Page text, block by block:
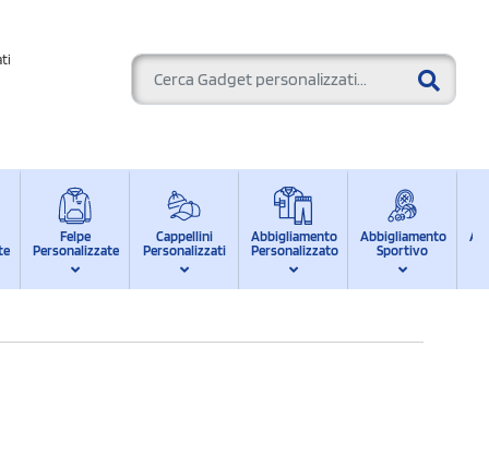
Felpe
Personalizzate
Cappellini
Personalizzati
Abbigliamento
Personalizzato
Abbigliamento
Sportivo